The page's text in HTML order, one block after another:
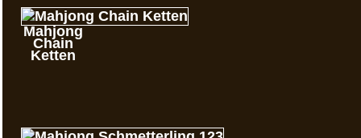
Mahjong
Chain
Ketten